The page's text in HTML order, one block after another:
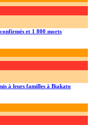
et 1 800 morts
à leurs familles à Biakato